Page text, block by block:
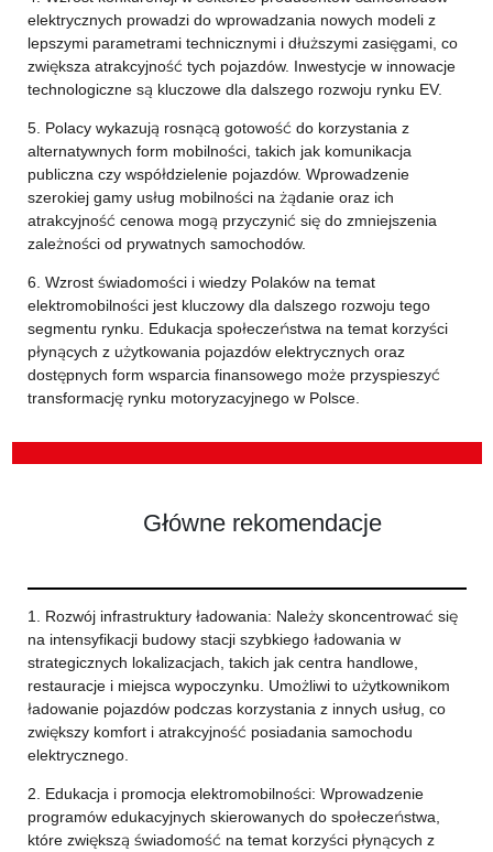
elektrycznych prowadzi do wprowadzania nowych modeli z
lepszymi parametrami technicznymi i dłuższymi zasięgami, co
zwiększa atrakcyjność tych pojazdów. Inwestycje w innowacje
technologiczne są kluczowe dla dalszego rozwoju rynku EV.
5. Polacy wykazują rosnącą gotowość do korzystania z
alternatywnych form mobilności, takich jak komunikacja
publiczna czy współdzielenie pojazdów. Wprowadzenie
szerokiej gamy usług mobilności na żądanie oraz ich
atrakcyjność cenowa mogą przyczynić się do zmniejszenia
zależności od prywatnych samochodów.
6. Wzrost świadomości i wiedzy Polaków na temat
elektromobilności jest kluczowy dla dalszego rozwoju tego
segmentu rynku. Edukacja społeczeństwa na temat korzyści
płynących z użytkowania pojazdów elektrycznych oraz
dostępnych form wsparcia finansowego może przyspieszyć
transformację rynku motoryzacyjnego w Polsce.
Główne rekomendacje
1. Rozwój infrastruktury ładowania: Należy skoncentrować się
na intensyfikacji budowy stacji szybkiego ładowania w
strategicznych lokalizacjach, takich jak centra handlowe,
restauracje i miejsca wypoczynku. Umożliwi to użytkownikom
ładowanie pojazdów podczas korzystania z innych usług, co
zwiększy komfort i atrakcyjność posiadania samochodu
elektrycznego.
2. Edukacja i promocja elektromobilności: Wprowadzenie
programów edukacyjnych skierowanych do społeczeństwa,
które zwiększą świadomość na temat korzyści płynących z